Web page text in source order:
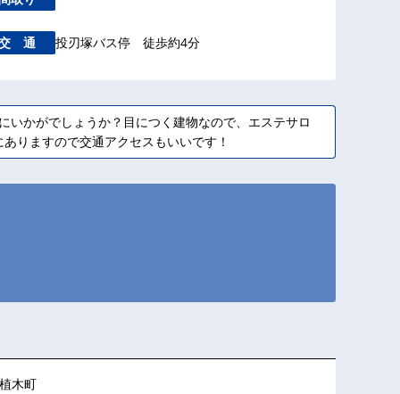
通 投刃塚バス停 徒歩約4分
かがでしょうか？目につく建物なので、エステサロ
りますので交通アクセスもいいです！
木町